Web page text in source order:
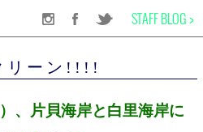
STAFF BLOG >
BOARD
リーン!!!!
、片貝海岸と白里海岸に